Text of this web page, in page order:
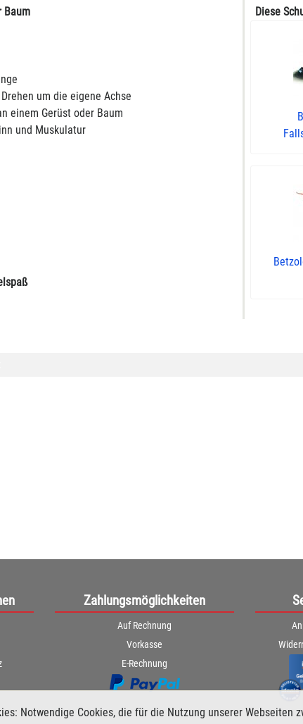
Notwendige Cookies, die für die Nutzung unserer Webseiten
Baum
um die eigene Achse
einem Gerüst oder Baum
und Muskulatur
Diese
Zahlungsmöglichkeiten
Auf Rechnung
Vorkasse
E-Rechnung